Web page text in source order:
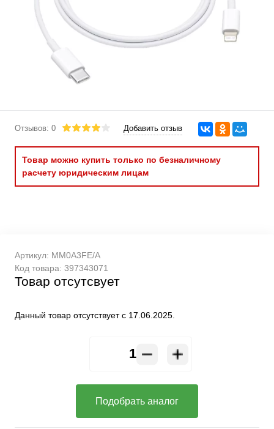
Отзывов: 0 Добавить отзыв
Товар можно купить только по безналичному
расчету юридическим лицам
Артикул: MM0A3FE/A
Код товара: 397343071
Товар отсутсвует
Данный товар отсутствует с 17.06.2025.
Подобрать аналог